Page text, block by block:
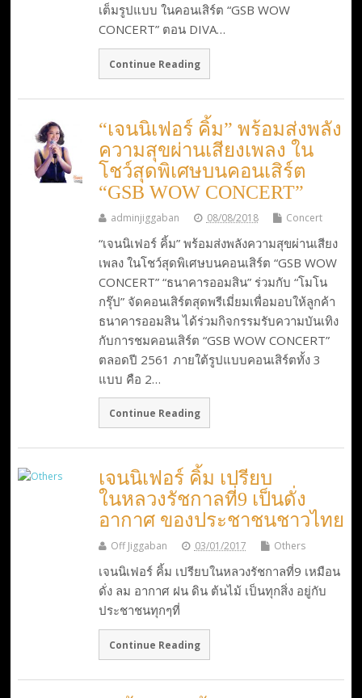
เต็มรูปแบบ ในคอนเสิร์ต “GSB WOW
CONCERT” ตอน DIVA…
Continue Reading
“เจนนิเฟอร์ คิ้ม” พร้อมส่งพลัง
ความสุขผ่านเสียงเพลง ใน
โชว์สุดพิเศษบนคอนเสิร์ต
“GSB WOW CONCERT”
adminjiggaban 08/08/2018 Concert
“เจนนิเฟอร์ คิ้ม” พร้อมส่งพลังความสุขผ่านเสียง
เพลง ในโชว์สุดพิเศษบนคอนเสิร์ต “GSB WOW
CONCERT” “ธนาคารออมสิน” ร่วมกับ “โมโน
กรุ๊ป” จัดคอนเสิร์ตสุดพรีเมี่ยมเพื่อมอบให้ลูกค้า
ธนาคารออมสิน ได้ร่วมกิจกรรมรับความบันเทิง
กับการชมคอนเสิร์ต “GSB WOW CONCERT”
ตลอดปี 2561 ภายใต้รูปแบบคอนเสิร์ตทั้ง 3
แบบ คือ 2…
Continue Reading
เจนนิเฟอร์ คิ้ม เปรียบ
ในหลวงรัชกาลที่9 เป็นดั่ง
อากาศ ของประชาชนชาวไทย
Off Jiggaban 03/01/2017 Others
เจนนิเฟอร์ คิ้ม เปรียบในหลวงรัชกาลที่9 เหมือน
ดั่ง ลม อากาศ ฝน ดิน ต้นไม้ เป็นทุกสิ่ง อยู่กับ
ประชาชนทุกๆที่
Continue Reading